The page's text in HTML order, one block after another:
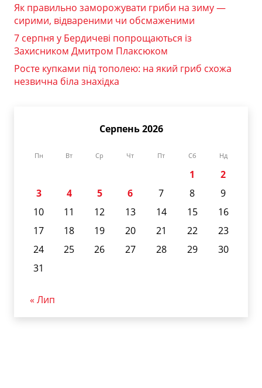
Як правильно заморожувати гриби на зиму —
сирими, відвареними чи обсмаженими
7 серпня у Бердичеві попрощаються із
Захисником Дмитром Плаксюком
Росте купками під тополею: на який гриб схожа
незвична біла знахідка
Серпень 2026
Пн Вт Ср Чт Пт Сб Нд
1
2
3
4 5 6 7 8
9
10
11 12 13 14 15
16
17
18 19 20 21 22
23
24
25 26 27 28 29
30
31
« Лип